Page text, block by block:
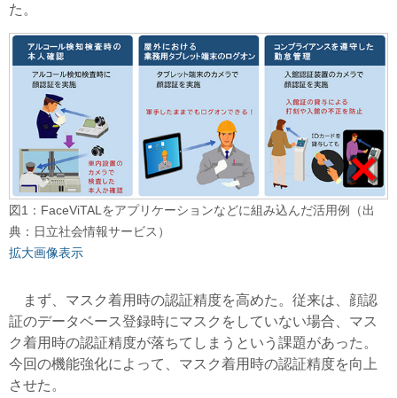
た。
図1：FaceViTALをアプリケーションなどに組み込んだ活用例（出
典：日立社会情報サービス）
拡大画像表示
まず、マスク着用時の認証精度を高めた。従来は、顔認
証のデータベース登録時にマスクをしていない場合、マス
ク着用時の認証精度が落ちてしまうという課題があった。
今回の機能強化によって、マスク着用時の認証精度を向上
させた。